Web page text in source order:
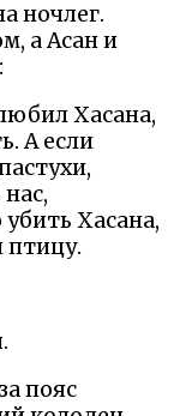
ночлег.
а Асан и
Хасана,
А если
Хасана,
пояс